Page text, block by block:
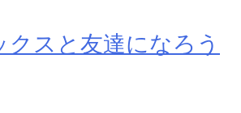
クスと友達になろう